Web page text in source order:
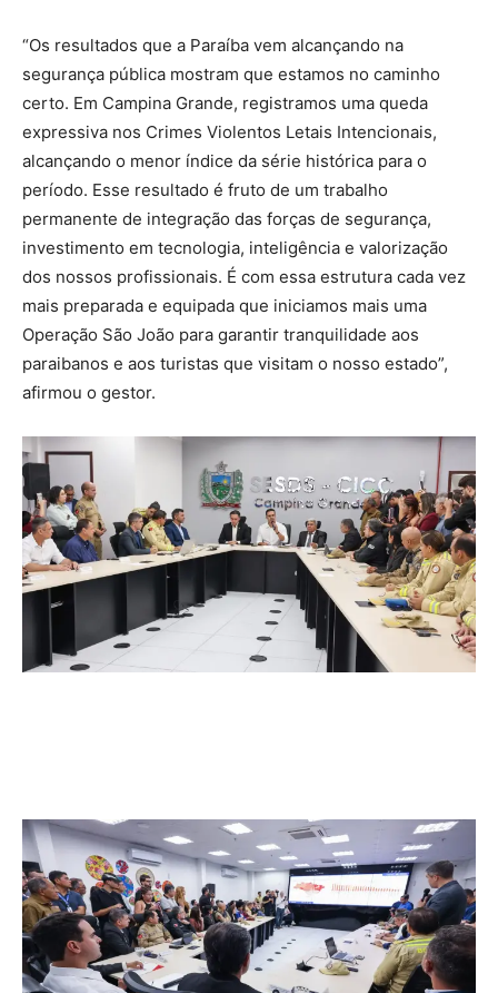
“Os resultados que a Paraíba vem alcançando na
segurança pública mostram que estamos no caminho
certo. Em Campina Grande, registramos uma queda
expressiva nos Crimes Violentos Letais Intencionais,
alcançando o menor índice da série histórica para o
período. Esse resultado é fruto de um trabalho
permanente de integração das forças de segurança,
investimento em tecnologia, inteligência e valorização
dos nossos profissionais. É com essa estrutura cada vez
mais preparada e equipada que iniciamos mais uma
Operação São João para garantir tranquilidade aos
paraibanos e aos turistas que visitam o nosso estado”,
afirmou o gestor.